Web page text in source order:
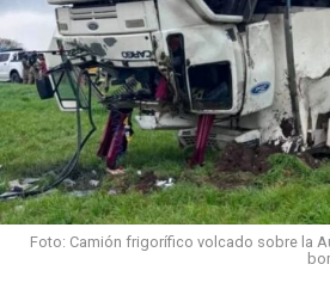
Una vez finalizadas las tareas de
situación, la dotación de Bomberos
dependencia pasadas las 21 horas .
El episodio volvió a poner en
representa la presencia de
rutas, en este caso con un impacto
una fuga de GNC en el vehículo
Con información de Rafaela Noticias
Foto: Camión frigorífico volcado sobre la